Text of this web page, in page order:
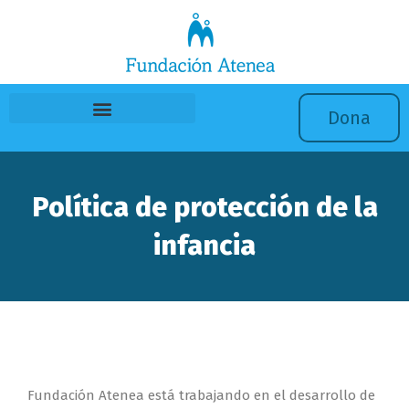
Dona
Política de protección de la
infancia
Fundación Atenea está trabajando en el desarrollo de